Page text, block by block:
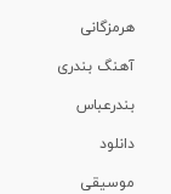
هرمزگانی
آهنگ بندری
بندرعباس
دانلود
موسیقی